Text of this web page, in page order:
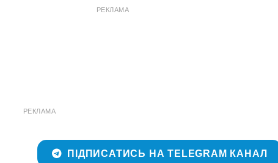
РЕКЛАМА
РЕКЛАМА
ПІДПИСАТИСЬ НА TELEGRAM КАНАЛ